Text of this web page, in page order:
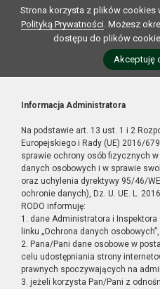
Strona korzysta z plików cookies
Polityką Prywatności. Możesz
dostępu do plików
Akceptuję
Informacja Administratora
Na podstawie art. 13 ust. 1 i 2
Europejskiego i Rady (UE) 2016/
sprawie ochrony osób fizycznych
danych osobowych i w sprawie
oraz uchylenia dyrektywy 95/46/
ochronie danych), Dz. U. UE. L.
RODO informuję:
1. dane Administratora i
linku „Ochrona danych osobowych”,
2. Pana/Pani dane osobowe w
celu udostępniania strony
prawnych spoczywających na
3. jeżeli korzysta Pan/Pani z